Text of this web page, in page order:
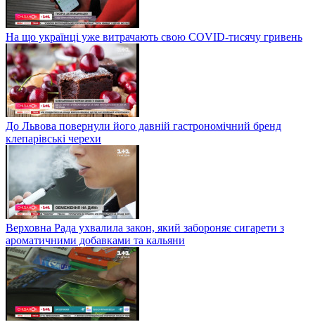
На що українці уже витрачають свою COVID-тисячу гривень
До Львова повернули його давній гастрономічний бренд
клепарівські черехи
Верховна Рада ухвалила закон, який забороняє сигарети з
ароматичними добавками та кальяни